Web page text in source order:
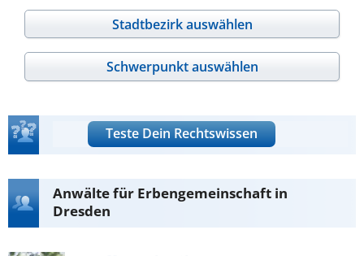
Stadtbezirk auswählen
Schwerpunkt auswählen
Teste Dein Rechtswissen
Anwälte für Erbengemeinschaft in
Dresden